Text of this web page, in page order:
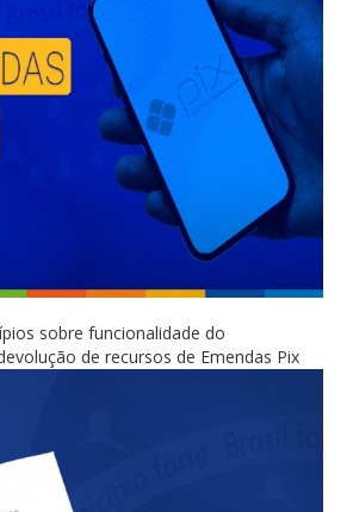
sobre funcionalidade do
de recursos de Emendas Pix